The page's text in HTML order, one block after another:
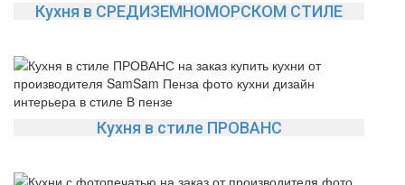
Кухня в СРЕДИЗЕМНОМОРСКОМ СТИЛЕ
Кухня в стиле ПРОВАНС